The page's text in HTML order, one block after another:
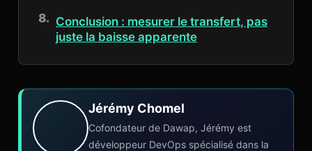
Conclusion : mesurer le transfert, pas
juste la baisse apparente
Jérémy Chomel
Cofondateur de Dawap, Jérémy est
développeur DevOps spécialisé dans la